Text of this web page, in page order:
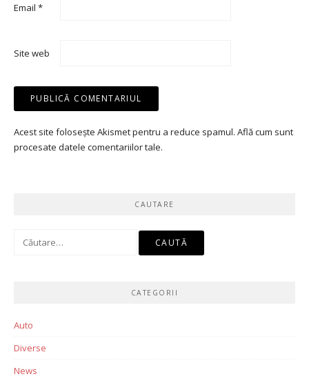
Email *
Site web
Acest site folosește Akismet pentru a reduce spamul. Află cum sunt
procesate datele comentariilor tale.
CAUTARE
Caută
CATEGORII
Auto
Diverse
News